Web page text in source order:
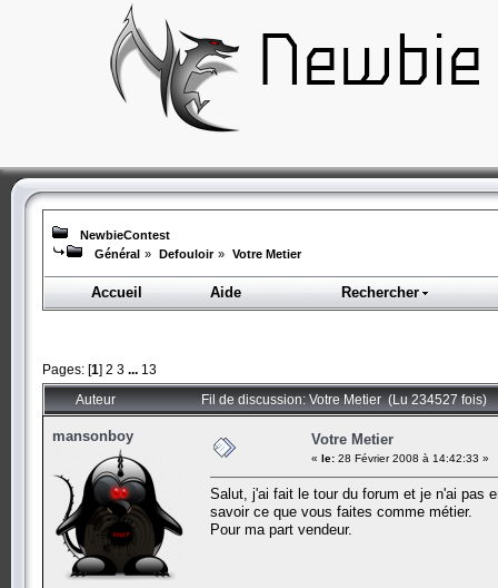
NewbieContest
Général » Defouloir » Votre Metier
Accueil Aide Rechercher
Pages: [1] 2 3 ... 13
Auteur Fil de discussion: Votre Metier (Lu 234527 fois)
mansonboy Votre Metier
« le: 28 Février 2008 à 14:42:33 »
Salut, j'ai fait le tour du forum et je n'ai pas
savoir ce que vous faites comme métier.
Pour ma part vendeur.